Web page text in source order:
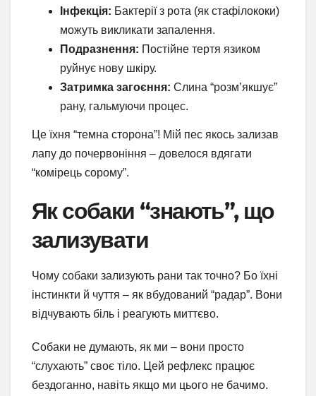
Інфекція: Бактерії з рота (як стафілококи)
можуть викликати запалення.
Подразнення: Постійне тертя язиком
руйнує нову шкіру.
Затримка загоєння: Слина “розм’якшує”
рану, гальмуючи процес.
Це їхня “темна сторона”! Мій пес якось зализав
лапу до почервоніння – довелося вдягати
“комірець сорому”.
Як собаки “знають”, що
зализувати
Чому собаки зализують рани так точно? Бо їхні
інстинкти й чуття – як вбудований “радар”. Вони
відчувають біль і реагують миттєво.
Собаки не думають, як ми – вони просто
“слухають” своє тіло. Цей рефлекс працює
бездоганно, навіть якщо ми цього не бачимо.